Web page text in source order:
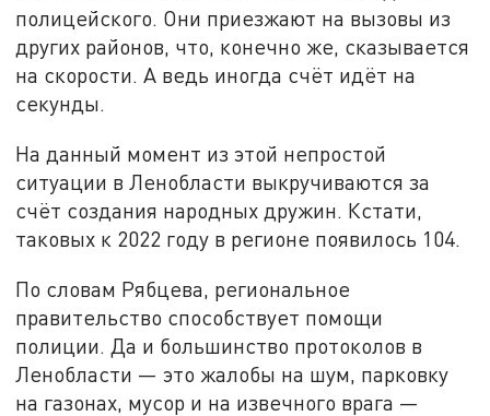
полицейского. Они приезжают на вызовы из
других районов, что, конечно же, сказывается
на скорости. А ведь иногда счёт идёт на
секунды.
На данный момент из этой непростой
ситуации в Ленобласти выкручиваются за
счёт создания народных дружин. Кстати,
таковых к 2022 году в регионе появилось 104.
По словам Рябцева, региональное
правительство способствует помощи
полиции. Да и большинство протоколов в
Ленобласти — это жалобы на шум, парковку
на газонах, мусор и на извечного врага —